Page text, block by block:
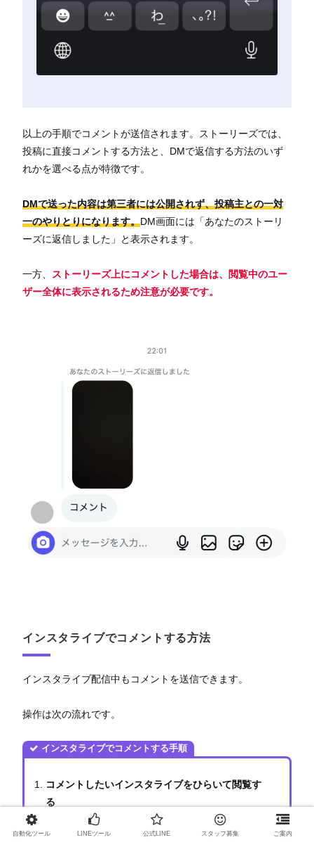
以上の手順でコメントが送信されます。ストーリーズでは、
投稿に直接コメントする方法と、DMで返信する方法のいず
れかを選べる点が特徴です。
DMで送った内容は第三者には公開されず、投稿主との一対
一のやりとりになります。DM画面には「あなたのストーリ
ーズに返信しました」と表示されます。
一方、
ストーリーズ上にコメントした場合は、閲覧中のユー
ザー全体に表示されるため注意が必要です。
インスタライブでコメントする方法
インスタライブ配信中もコメントを送信できます。
操作は次の流れです。
インスタライブでコメントする手順
コメントしたいインスタライブをひらいて閲覧す
る
画面下部の「コメントを追加…」をタップし、コ
メントを入力する
自動化ツール LINEツール 公式LINE スタッフ募集 ご案内